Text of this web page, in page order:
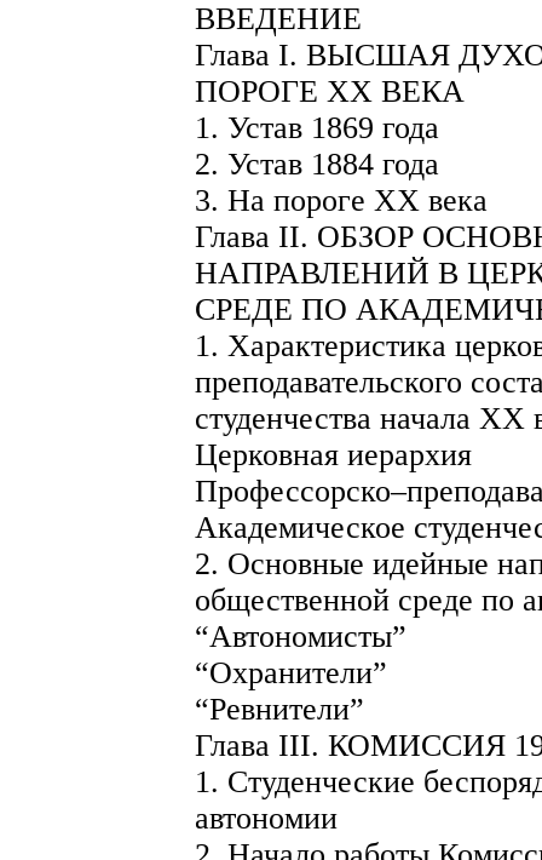
ВВЕДЕНИЕ
Глава I. ВЫСШАЯ
ПОРОГЕ ХХ ВЕКА
1. Устав 1869 года
2. Устав 1884 года
3. На пороге ХХ века
Глава II. ОБЗОР
НАПРАВЛЕНИЙ В
СРЕДЕ ПО
1. Характеристика
преподавательского
студенчества начала ХХ
Церковная иерархия
Академическое
2. Основные идейные
общественной среде по
“Автономисты”
“Охранители”
“Ревнители”
Глава III. КОМИССИЯ
1. Студенческие
автономии